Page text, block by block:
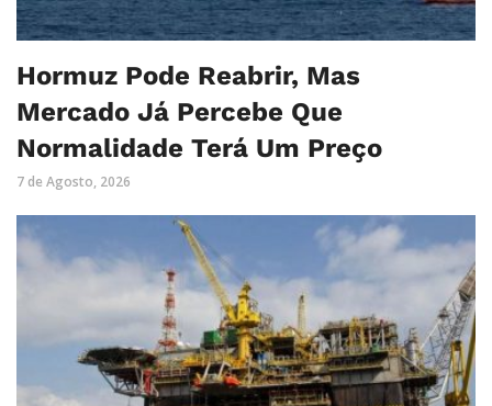
Hormuz Pode Reabrir, Mas
Mercado Já Percebe Que
Normalidade Terá Um Preço
7 de Agosto, 2026